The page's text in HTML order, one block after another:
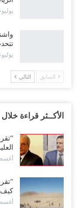
يوليو 26, 2026
يوليو 24, 2026
السابق التالي
الأكــثر قراءة
أغسطس
أغسطس